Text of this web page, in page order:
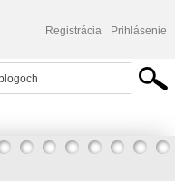
Registrácia Prihlásenie